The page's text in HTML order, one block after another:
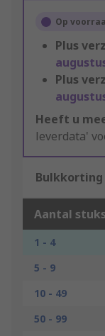
Op
Plus
Plus
Heeft u
leverdata'
Bulkkorting
Aantal stuks
1 - 4
5 - 9
10 - 49
50 - 99